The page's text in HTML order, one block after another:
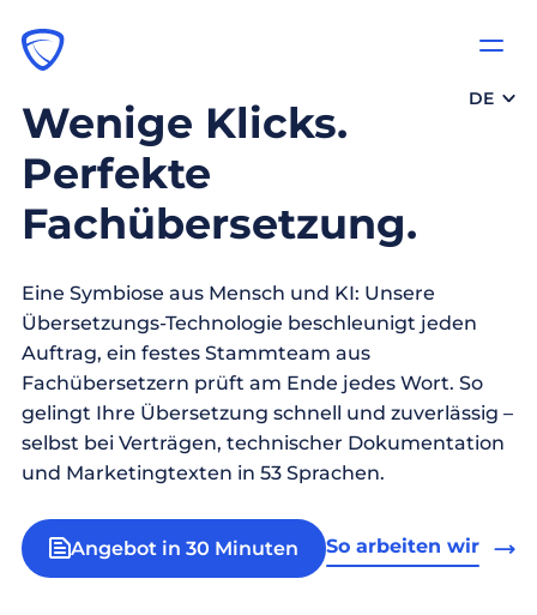
DE
Wenige Klicks.
Perfekte
Fachübersetzung.
Eine Symbiose aus Mensch und KI: Unsere
Übersetzungs-Technologie beschleunigt jeden
Auftrag, ein festes Stammteam aus
Fachübersetzern prüft am Ende jedes Wort. So
gelingt Ihre Übersetzung schnell und zuverlässig –
selbst bei Verträgen, technischer Dokumentation
und Marketingtexten in 53 Sprachen.
Angebot in 30 Minuten So arbeiten wir